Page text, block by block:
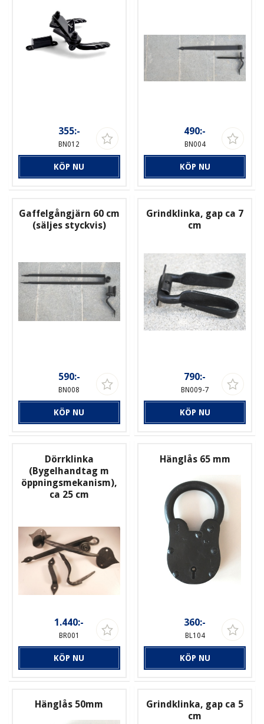
355:-
BN012
KÖP NU
490:-
BN004
KÖP NU
Gaffelgångjärn 60 cm
(säljes styckvis)
590:-
BN008
KÖP NU
Grindklinka, gap ca 7
cm
790:-
BN009-7
KÖP NU
Dörrklinka
(Bygelhandtag m
öppningsmekanism),
ca 25 cm
1.440:-
BR001
KÖP NU
Hänglås 65 mm
360:-
BL104
KÖP NU
Hänglås 50mm
Grindklinka, gap ca 5
cm